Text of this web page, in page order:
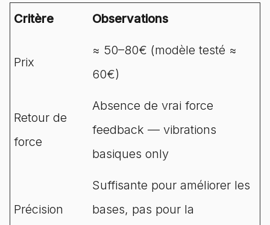
Critère Observations
Prix
≈ 50–80€ (modèle testé ≈
60€)
Retour de
force
Absence de vrai force
feedback — vibrations
basiques only
Précision
Suffisante pour améliorer les
bases, pas pour la